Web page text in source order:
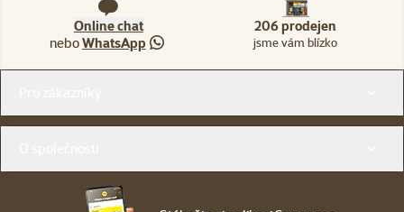
Online chat
neboWhatsApp
206 prodejen
jsme vám blízko